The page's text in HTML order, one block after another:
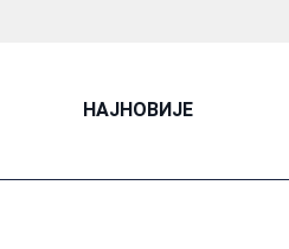
НАЈНОВИЈЕ